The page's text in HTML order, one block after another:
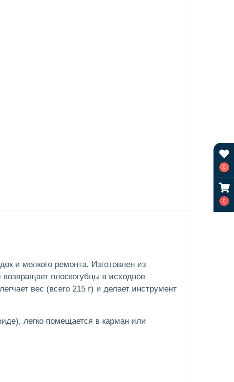
0
0
и мелкого ремонта. Изготовлен из
плоскогубцы в исходное
вес (всего 215 г) и делает инструмент
легко помещается в карман или